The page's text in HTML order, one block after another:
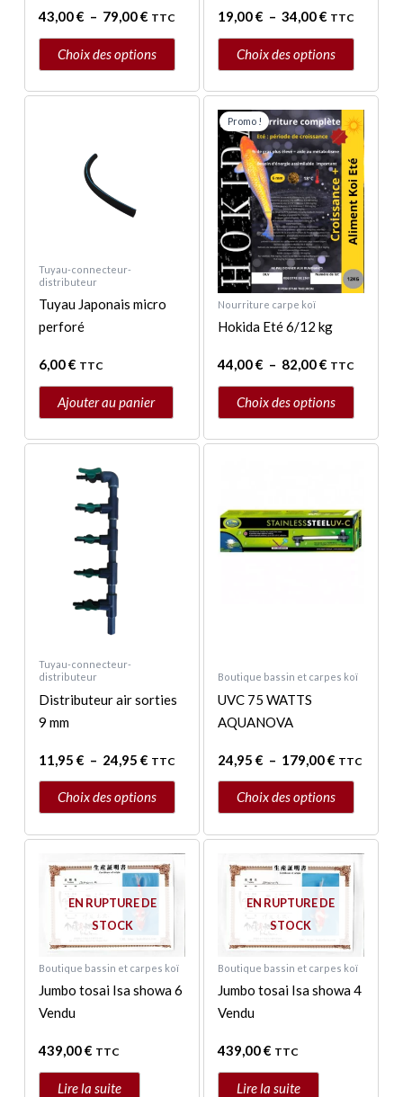
43,00€ – 79,00€ TTC
Choix des options
produit
19,00€ – 34,00€ TTC
Choix des options
produit
Tuyau-connecteur-
distributeur
Tuyau Japonais micro
perforé
6,00€ TTC
Ajouter au panier
Promo !
Nourriture carpe koï
Hokida Eté 6/12 kg
44,00€ – 82,00€
de
prix :
44,00 €
à
82,00 €
TTC
Choix des options
produit
a
plusieurs
variations.
Les
options
peuvent
être
choisies
sur
page
produit
Tuyau-connecteur-
distributeur
Distributeur air sorties
9 mm
11,95€ – 24,95€ TTC
Choix des options
variations.
peuvent
sur
la
page
produit
Boutique bassin et carpes koï
UVC 75 WATTS
AQUANOVA
24,95 € – 179,00€
à
179,00 €
TTC
Choix des options
plusieurs
variations.
sur
la
page
produit
EN RUPTURE DE
STOCK
Boutique bassin et carpes koï
Jumbo tosai Isa showa 6
Vendu
439,00€ TTC
Lire la suite
EN RUPTURE DE
STOCK
Boutique bassin et carpes koï
Jumbo tosai Isa showa 4
Vendu
439,00€ TTC
Lire la suite